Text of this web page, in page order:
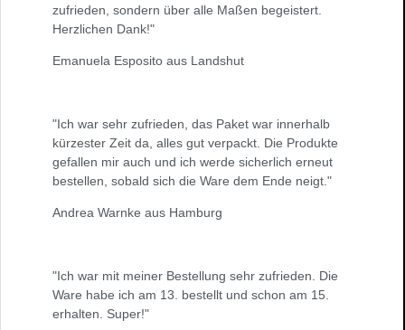
zufrieden, sondern über alle Maßen begeistert.
Herzlichen Dank!"
Emanuela Esposito aus Landshut
"Ich war sehr zufrieden, das Paket war innerhalb
kürzester Zeit da, alles gut verpackt. Die Produkte
gefallen mir auch und ich werde sicherlich erneut
bestellen, sobald sich die Ware dem Ende neigt."
Andrea Warnke aus Hamburg
"Ich war mit meiner Bestellung sehr zufrieden. Die
Ware habe ich am 13. bestellt und schon am 15.
erhalten. Super!"